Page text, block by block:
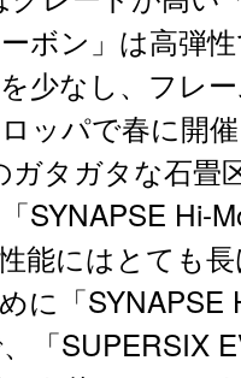
ボン」は高弾
少なし、フレ
ッパで春に開
タガタな石畳
SYNAPSE Hi-
能にはとても
に「
「SUPERSIX